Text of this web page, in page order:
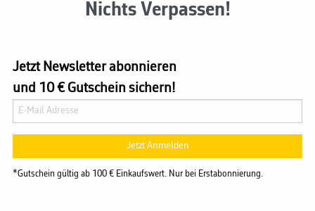
Nichts Verpassen!
Jetzt Newsletter abonnieren
und 10 € Gutschein sichern!
Jetzt Anmelden
*Gutschein gültig ab 100 € Einkaufswert. Nur bei Erstabonnierung.